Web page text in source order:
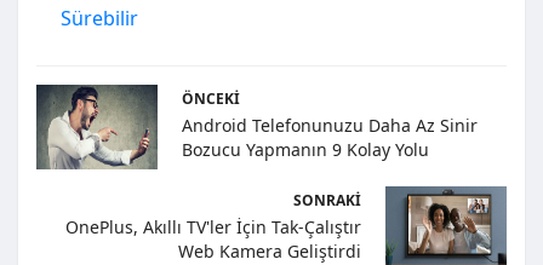
Sürebilir
ÖNCEKI
Android Telefonunuzu Daha Az Sinir
Bozucu Yapmanın 9 Kolay Yolu
SONRAKI
OnePlus, Akıllı TV'ler İçin Tak-Çalıştır
Web Kamera Geliştirdi